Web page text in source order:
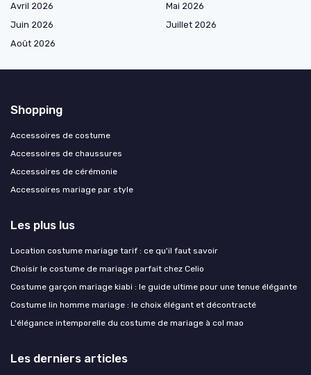
Avril 2026
Mai 2026
Juin 2026
Juillet 2026
Août 2026
Shopping
Accessoires de costume
Accessoires de chaussures
Accessoires de cérémonie
Accessoires mariage par style
Les plus lus
Location costume mariage tarif : ce qu'il faut savoir
Choisir le costume de mariage parfait chez Celio
Costume garçon mariage kiabi : le guide ultime pour une tenue élégante
Costume lin homme mariage : le choix élégant et décontracté
L'élégance intemporelle du costume de mariage à col mao
Les derniers articles